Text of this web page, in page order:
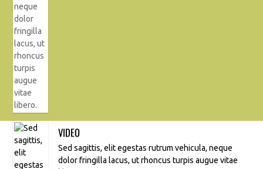
VIDEO
Sed sagittis, elit egestas rutrum vehicula, neque
dolor fringilla lacus, ut rhoncus turpis augue vitae